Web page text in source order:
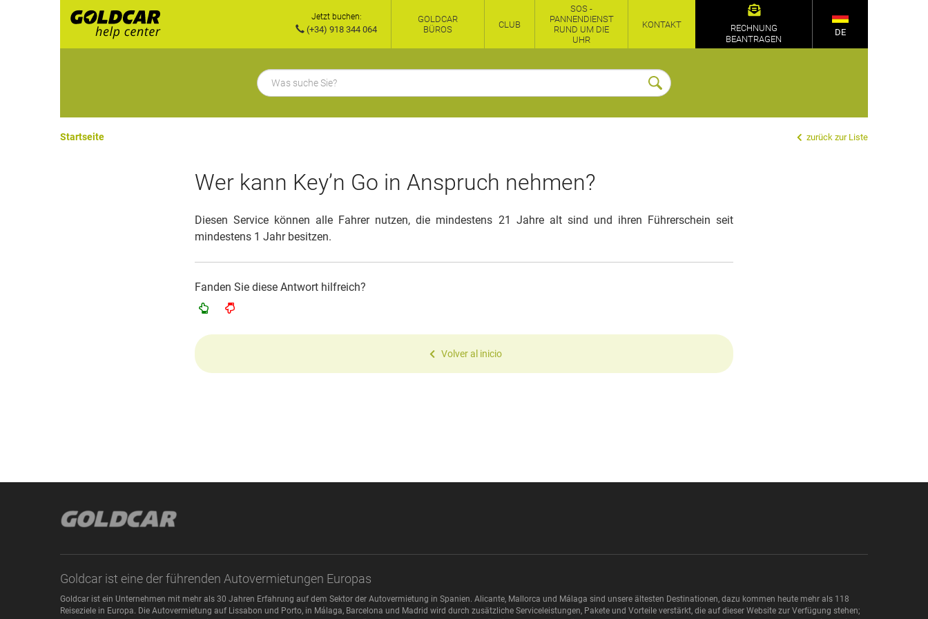
Jetzt buchen:
(+34) 918 344 064
GOLDCAR
BÜROS
CLUB
SOS -
PANNENDIENST
RUND UM DIE
UHR
KONTAKT
RECHNUNG
BEANTRAGEN
DE
Startseite zurück zur Liste
Wer kann Key’n Go in Anspruch nehmen?
Diesen Service können alle Fahrer nutzen, die mindestens 21 Jahre alt sind und ihren Führerschein seit
mindestens 1 Jahr besitzen.
Fanden Sie diese Antwort hilfreich?
Volver al inicio
Goldcar ist eine der führenden Autovermietungen Europas
Goldcar ist ein Unternehmen mit mehr als 30 Jahren Erfahrung auf dem Sektor der Autovermietung in Spanien. Alicante, Mallorca und Málaga sind unsere ältesten Destinationen, dazu kommen heute mehr als 118
Reiseziele in Europa. Die Autovermietung auf Lissabon und Porto, in Málaga, Barcelona und Madrid wird durch zusätzliche Serviceleistungen, Pakete und Vorteile verstärkt, die auf dieser Website zur Verfügung stehen;